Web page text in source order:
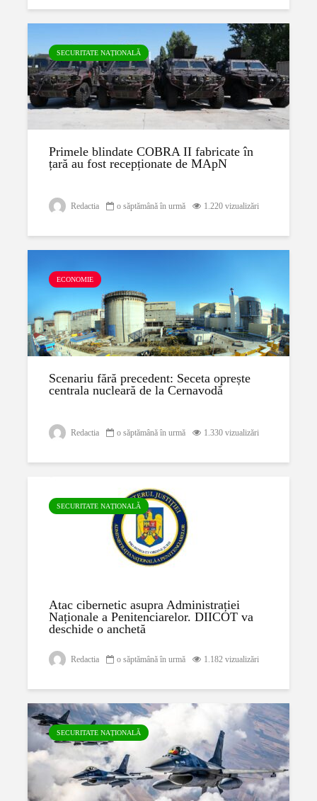
SECURITATE NAȚIONALĂ
Primele blindate COBRA II fabricate în
țară au fost recepționate de MApN
Redactia o săptămână în urmă 1.220 vizualizări
ECONOMIE
Scenariu fără precedent: Seceta oprește
centrala nucleară de la Cernavodă
Redactia o săptămână în urmă 1.330 vizualizări
SECURITATE NAȚIONALĂ
Atac cibernetic asupra Administrației
Naționale a Penitenciarelor. DIICOT va
deschide o anchetă
Redactia o săptămână în urmă 1.182 vizualizări
SECURITATE NAȚIONALĂ